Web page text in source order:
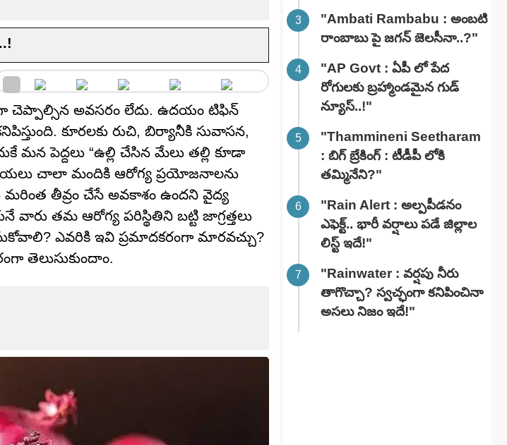
చెప్పాల్సిన అవసరం లేదు. ఉదయం టిఫిన్
కూరలకు రుచి, బిర్యానీకి సువాసన,
మన పెద్దలు “ఉల్లి చేసిన మేలు తల్లి కూడా
చాలా మందికి ఆరోగ్య ప్రయోజనాలను
మరింత తీవ్రం చేసే అవకాశం ఉందని వైద్య
వారు తమ ఆరోగ్య పరిస్థితిని బట్టి జాగ్రత్తలు
ఎవరికి ఇవి ప్రమాదకరంగా మారవచ్చు?
తెలుసుకుందాం.
"Ambati Rambabu : అంబటి
రాంబాబు పై జగన్ జెలసీనా..?"
"AP Govt : ఏపీ లో పేద
రోగులకు బ్రహ్మాండమైన గుడ్
న్యూస్..!"
"Thammineni Seetharam
: బిగ్ బ్రేకింగ్ : టీడీపీ లోకి
తమ్మినేని?"
"Rain Alert : అల్పపీడనం
ఎఫెక్ట్.. భారీ వర్షాలు పడే జిల్లాల
లిస్ట్ ఇదే!"
"Rainwater : వర్షపు నీరు
తాగొచ్చా? స్వచ్ఛంగా కనిపించినా
అసలు నిజం ఇదే!"